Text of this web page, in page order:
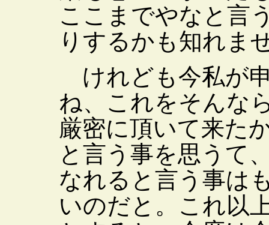
ここまでやなと言
りするかも知れま
けれども今私が
ね、これをそんな
厳密に頂いて来た
と言う事を思うて
なれると言う事は
いのだと。これ以